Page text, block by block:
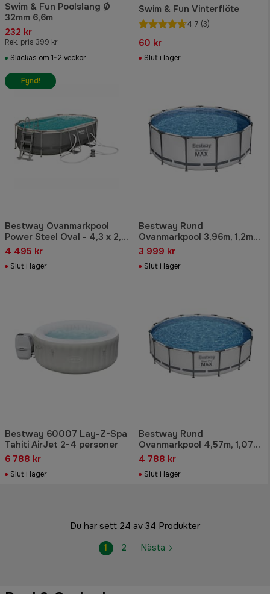
Swim & Fun Poolslang Ø
32mm 6,6m
232 kr
Rek. pris 399 kr
Skickas om 1-2 veckor
Swim & Fun Vinterflöte
4.7 (3)
60 kr
Slut i lager
Bestway Ovanmarkpool
Power Steel Oval - 4,3 x 2,5
m (56620)
4 495 kr
Slut i lager
Fynd!
Bestway Rund
Ovanmarkpool 3,96m, 1,2m
djup Steel Pro MAX (5618W)
3 999 kr
Slut i lager
Bestway 60007 Lay-Z-Spa
Tahiti AirJet 2-4 personer
6 788 kr
Slut i lager
Bestway Rund
Ovanmarkpool 4,57m, 1,07m
djup Steel Pro MAX (56488)
4 788 kr
Slut i lager
Du har sett 24 av 34 Produkter
1
2 Nästa